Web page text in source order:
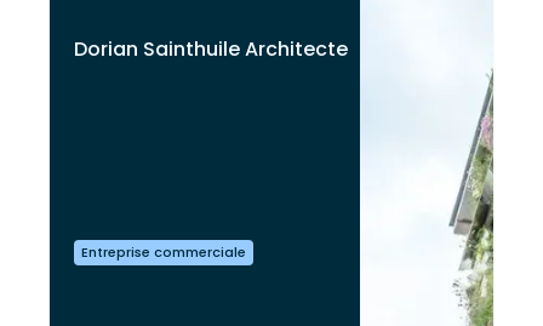
Dorian Sainthuile Architecte
Entreprise commerciale